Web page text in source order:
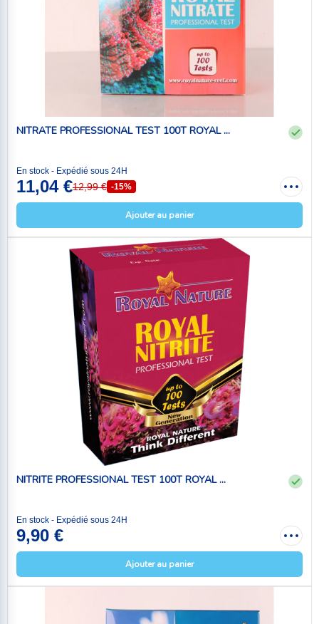
NITRATE PROFESSIONAL TEST 100T ROYAL ...
En stock - Expédié sous 24H
11,04 €12,99 € -15%
Ajouter au panier
NITRITE PROFESSIONAL TEST 100T ROYAL ...
En stock - Expédié sous 24H
9,90 €
Ajouter au panier